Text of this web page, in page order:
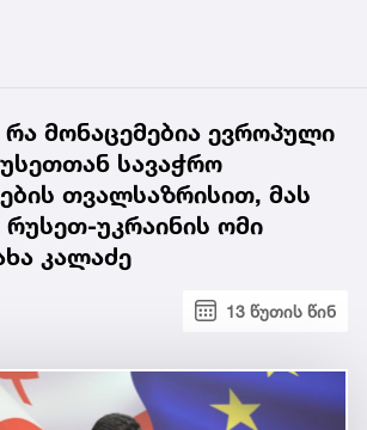
მონაცემებია ევროპული
სავაჭრო
თვალსაზრისით, მას
უკრაინის ომი
კალაძე
13 წუთის წინ